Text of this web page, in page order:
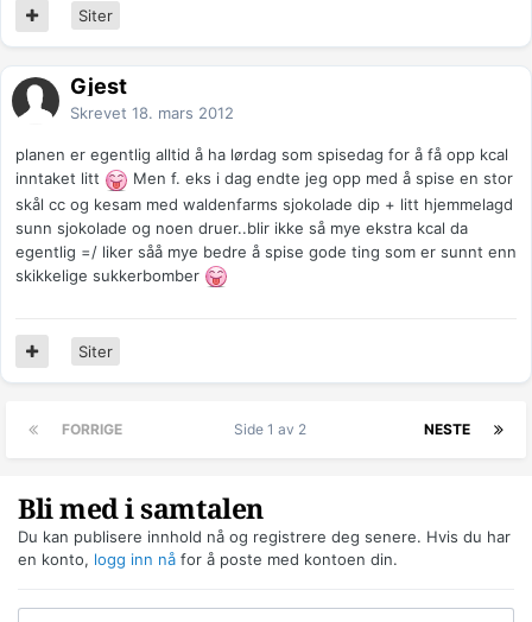
Siter
Gjest
Skrevet 18. mars 2012
planen er egentlig alltid å ha lørdag som spisedag for å få opp kcal
inntaket litt
Men f. eks i dag endte jeg opp med å spise en stor
skål cc og kesam med waldenfarms sjokolade dip + litt hjemmelagd
sunn sjokolade og noen druer..blir ikke så mye ekstra kcal da
egentlig =/ liker såå mye bedre å spise gode ting som er sunnt enn
skikkelige sukkerbomber
Siter
FORRIGE NESTE
Side 1 av 2
Bli med i samtalen
Du kan publisere innhold nå og registrere deg senere. Hvis du har
en konto, logg inn nå for å poste med kontoen din.